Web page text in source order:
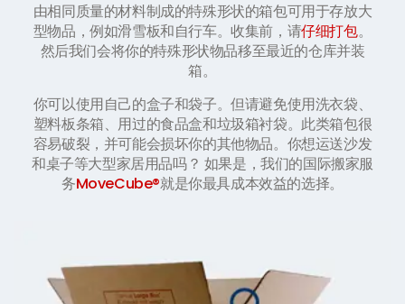
由相同质量的材料制成的特殊形状的箱包可用于存放大
型物品，例如滑雪板和自行车。收集前，请仔细打包。
然后我们会将你的特殊形状物品移至最近的仓库并装
箱。
你可以使用自己的盒子和袋子。但请避免使用洗衣袋、
塑料板条箱、用过的食品盒和垃圾箱衬袋。此类箱包很
容易破裂，并可能会损坏你的其他物品。你想运送沙发
和桌子等大型家居用品吗？ 如果是，我们的国际搬家服
务MoveCube®就是你最具成本效益的选择。